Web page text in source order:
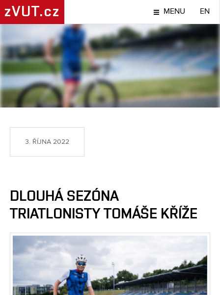
zVUT.cz MENU EN
SPORT
3. ŘÍJNA 2022
DLOUHÁ SEZÓNA
TRIATLONISTY TOMÁŠE KŘÍŽE